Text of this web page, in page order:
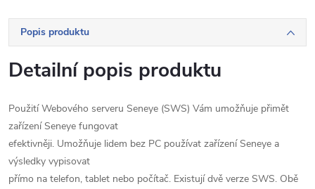
Popis produktu
Detailní popis produktu
Použití Webového serveru Seneye (SWS) Vám umožňuje přimět
zařízení Seneye fungovat
efektivněji. Umožňuje lidem bez PC používat zařízení Seneye a
výsledky vypisovat
přímo na telefon, tablet nebo počítač. Existují dvě verze SWS. Obě